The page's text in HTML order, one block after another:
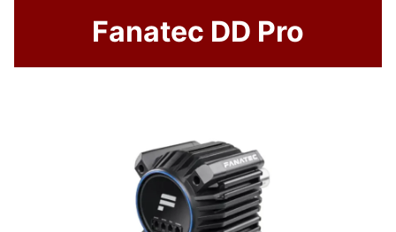
Fanatec DD Pro